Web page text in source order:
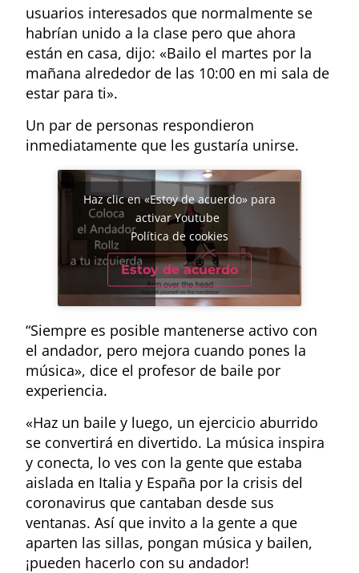
usuarios interesados que normalmente se
habrían unido a la clase pero que ahora
están en casa, dijo: «Bailo el martes por la
mañana alrededor de las 10:00 en mi sala de
estar para ti».
Un par de personas respondieron
inmediatamente que les gustaría unirse.
Haz clic en «Estoy de acuerdo» para
activar Youtube
Política de cookies
Estoy de acuerdo
“Siempre es posible mantenerse activo con
el andador, pero mejora cuando pones la
música», dice el profesor de baile por
experiencia.
«Haz un baile y luego, un ejercicio aburrido
se convertirá en divertido. La música inspira
y conecta, lo ves con la gente que estaba
aislada en Italia y España por la crisis del
coronavirus que cantaban desde sus
ventanas. Así que invito a la gente a que
aparten las sillas, pongan música y bailen,
¡pueden hacerlo con su andador!